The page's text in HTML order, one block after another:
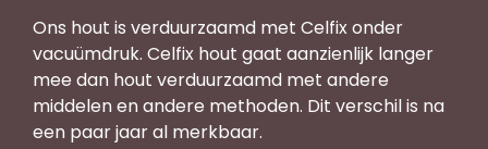
Ons hout is verduurzaamd met Celfix onder
vacuümdruk. Celfix hout gaat aanzienlijk langer
mee dan hout verduurzaamd met andere
middelen en andere methoden. Dit verschil is na
een paar jaar al merkbaar.